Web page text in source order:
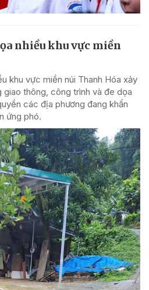
nhiều khu vực miền
khu vực miền núi Thanh Hóa xảy
giao thông, công trình và đe dọa
các địa phương đang khẩn
ứng phó.